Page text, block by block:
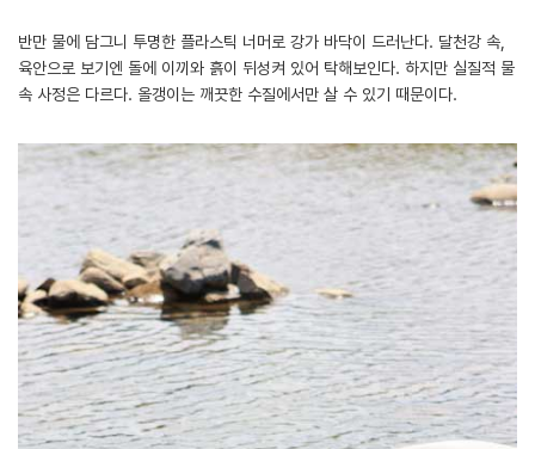
반만 물에 담그니 투명한 플라스틱 너머로 강가 바닥이 드러난다. 달천강 속,
육안으로 보기엔 돌에 이끼와 흙이 뒤성켜 있어 탁해보인다. 하지만 실질적 물
속 사정은 다르다. 올갱이는 깨끗한 수질에서만 살 수 있기 때문이다.